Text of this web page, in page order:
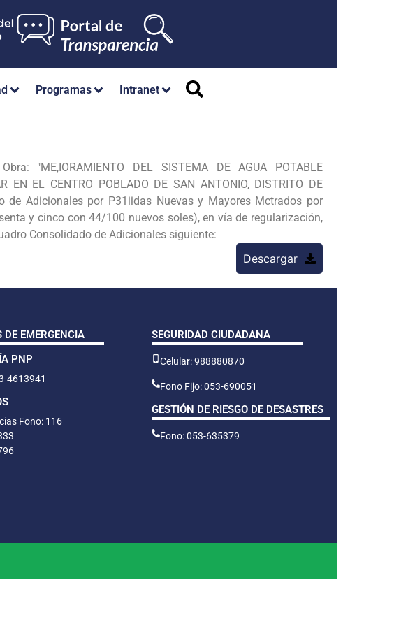
Programas Intranet
"ME,IORAMIENTO DEL SISTEMA DE AGUA POTABLE
EN EL CENTRO POBLADO DE SAN ANTONIO, DISTRITO DE
de Adicionales por P31iidas Nuevas y Mayores Mctrados por
y cinco con 44/100 nuevos soles), en vía de regularización,
Consolidado de Adicionales siguiente:
Descargar
DE EMERGENCIA
PNP
4613941
Fono: 116
SEGURIDAD CIUDADANA
Celular: 988880870
Fono Fijo: 053-690051
GESTIÓN DE RIESGO DE DESASTRES
Fono: 053-635379